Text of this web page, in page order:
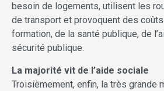
besoin de logements, utilisent les
de transport et provoquent des
formation, de la santé publique, de
sécurité publique.
La majorité vit de l’aide sociale
Troisièmement, enfin, la très grande